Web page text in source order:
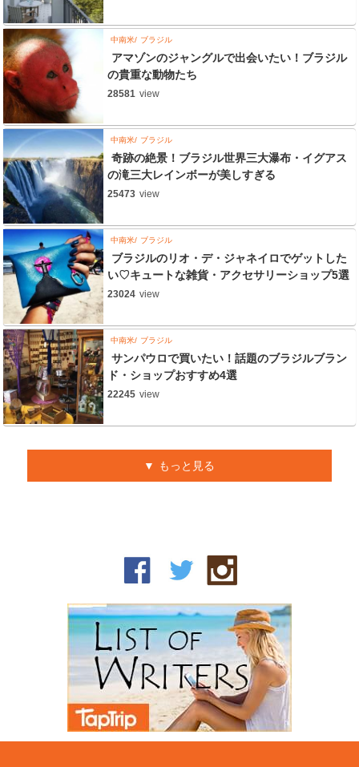
中南米 ブラジル
アマゾンのジャングルで出会いたい！ブラジル
の貴重な動物たち
28581 view
中南米 ブラジル
奇跡の絶景！ブラジル世界三大瀑布・イグアス
の滝三大レインボーが美しすぎる
25473 view
中南米 ブラジル
ブラジルのリオ・デ・ジャネイロでゲットした
い♡キュートな雑貨・アクセサリーショップ5選
23024 view
中南米 ブラジル
サンパウロで買いたい！話題のブラジルブラン
ド・ショップおすすめ4選
22245 view
もっと見る